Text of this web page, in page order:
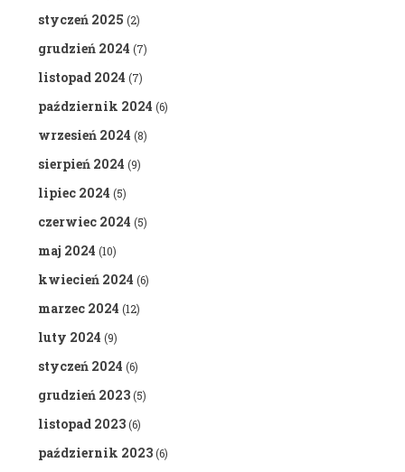
styczeń 2025 (2)
grudzień 2024 (7)
listopad 2024 (7)
październik 2024 (6)
wrzesień 2024 (8)
sierpień 2024 (9)
lipiec 2024 (5)
czerwiec 2024 (5)
maj 2024 (10)
kwiecień 2024 (6)
marzec 2024 (12)
luty 2024 (9)
styczeń 2024 (6)
grudzień 2023(5)
listopad 2023(6)
październik 2023(6)